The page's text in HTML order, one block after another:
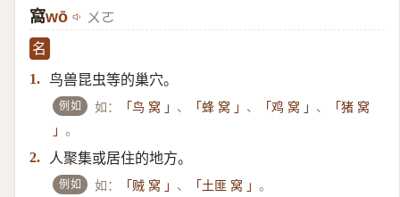
窩wō ㄨㄛ
名
1. 鸟兽昆虫等的巢穴。
例如 如： 「鸟 窝 」 、 「蜂 窝 」 、 「鸡 窝 」 、
「猪 窝
」 。
2. 人聚集或居住的地方。
例如 如： 「贼 窝 」 、 「土匪 窝 」。